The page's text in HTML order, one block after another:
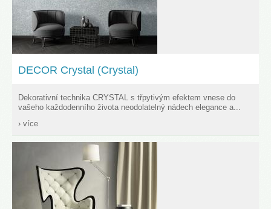
DECOR Crystal (Crystal)
Dekorativní technika CRYSTAL s třpytivým efektem vnese do
vašeho každodenního života neodolatelný nádech elegance a...
› více